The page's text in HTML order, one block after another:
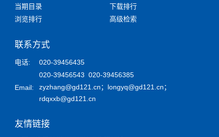
当期目录
下载排行
浏览排行
高级检索
联系方式
电话:
020-39456435
020-39456543 020-39456385
Email:
zyzhang@gd121.cn； longyq@gd121.cn；
rdqxxb@gd121.cn
友情链接